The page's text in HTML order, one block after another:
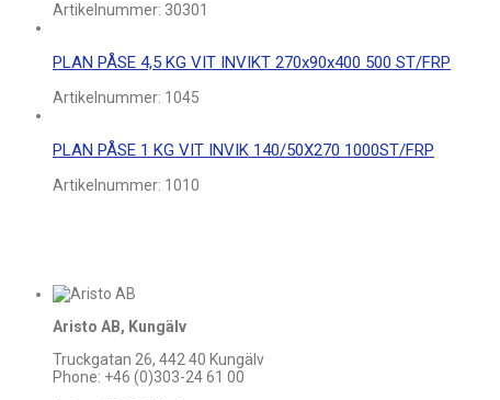
Artikelnummer: 30301
PLAN PÅSE 4,5 KG VIT INVIKT 270x90x400 500 ST/FRP
Artikelnummer: 1045
PLAN PÅSE 1 KG VIT INVIK 140/50X270 1000ST/FRP
Artikelnummer: 1010
Aristo AB, Kungälv
Truckgatan 26, 442 40 Kungälv
Phone: +46 (0)303-24 61 00